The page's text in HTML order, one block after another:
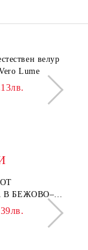
велур
Lume
В БЕЖОВО–